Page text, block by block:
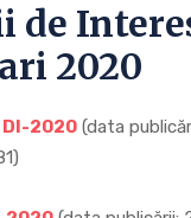
de
2020
2020 (data